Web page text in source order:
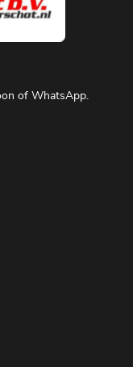
of WhatsApp.